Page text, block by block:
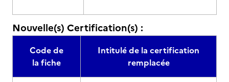
Nouvelle(s) Certification(s) :
Code de
la fiche
Intitulé de la certification
remplacée